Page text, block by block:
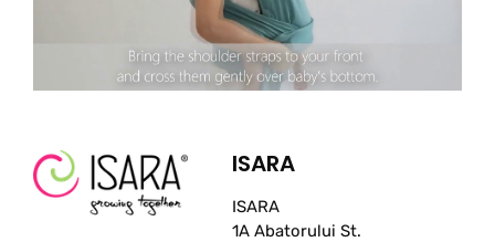
ISARA
ISARA
1A Abatorului St.